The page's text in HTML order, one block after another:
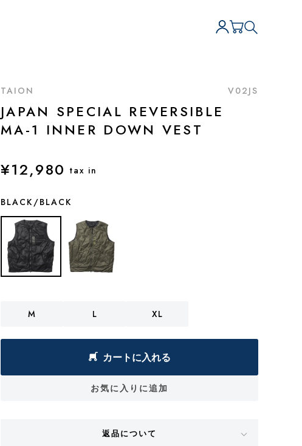
TAION V02JS
JAPAN SPECIAL REVERSIBLE
MA-1 INNER DOWN VEST
¥12,980 tax in
BLACK/BLACK
M L XL
カートに入れる
お気に入りに追加
返品について